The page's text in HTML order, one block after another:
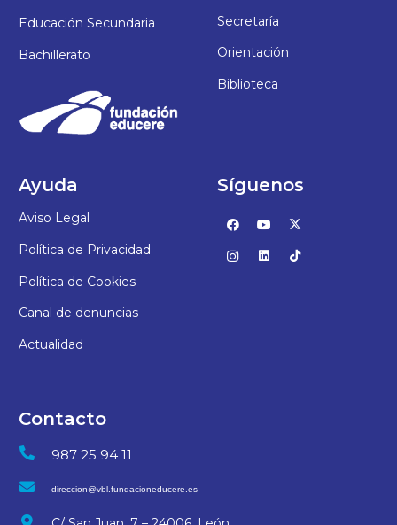
Educación Secundaria
Bachillerato
Secretaría
Orientación
Biblioteca
Ayuda
Aviso Legal
Política de Privacidad
Política de Cookies
Canal de denuncias
Actualidad
Síguenos
Contacto
987 25 94 11
direccion@vbl.fundacioneducere.es